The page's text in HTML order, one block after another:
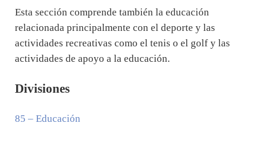
Esta sección comprende también la educación
relacionada principalmente con el deporte y las
actividades recreativas como el tenis o el golf y las
actividades de apoyo a la educación.
Divisiones
85 – Educación